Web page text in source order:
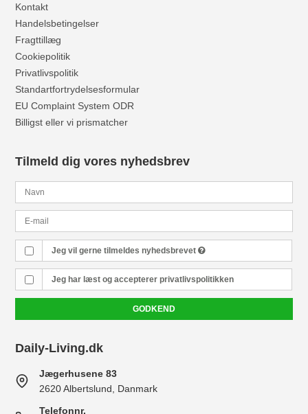
Kontakt
Handelsbetingelser
Fragttillæg
Cookiepolitik
Privatlivspolitik
Standartfortrydelsesformular
EU Complaint System ODR
Billigst eller vi prismatcher
Tilmeld dig vores nyhedsbrev
Jeg vil gerne tilmeldes nyhedsbrevet
Jeg har læst og accepterer privatlivspolitikken
GODKEND
Daily-Living.dk
Jægerhusene 83
2620 Albertslund, Danmark
Telefonnr.